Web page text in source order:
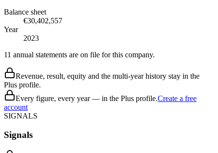
Balance sheet
€30,402,557
Year
2023
11 annual statements are on file for this company.
Revenue, result, equity and the multi-year history stay in the
Plus profile.
Every figure, every year — in the Plus profile.Create a free
account
SIGNALS
Signals